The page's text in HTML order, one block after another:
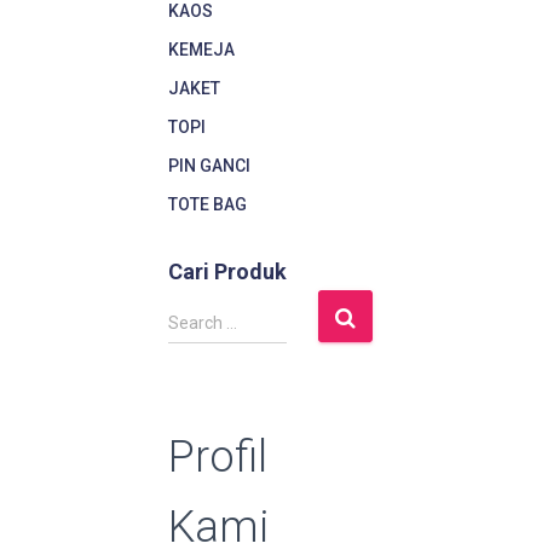
KAOS
KEMEJA
JAKET
TOPI
PIN GANCI
TOTE BAG
Cari Produk
S
e
h
f
Search …
Profil
Kami